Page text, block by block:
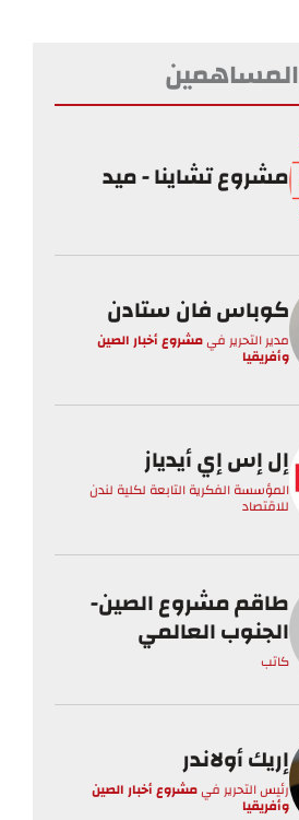
المساهمين
مشروع تشاينا - ميد
كوباس فان ستادن
مدير التحرير فيمشروع أخبار الصين
وأفريقيا
إل إس إي أيدياز
المؤسسة الفكرية التابعة لكلية لندن
للاقتصاد
طاقم مشروع الصين-
الجنوب العالمي
كاتب
إريك أولاندر
رئيس التحرير فيمشروع أخبار الصين
وأفريقيا